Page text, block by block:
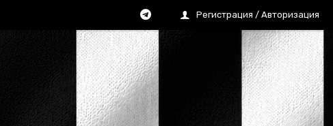
Регистрация / Авторизация